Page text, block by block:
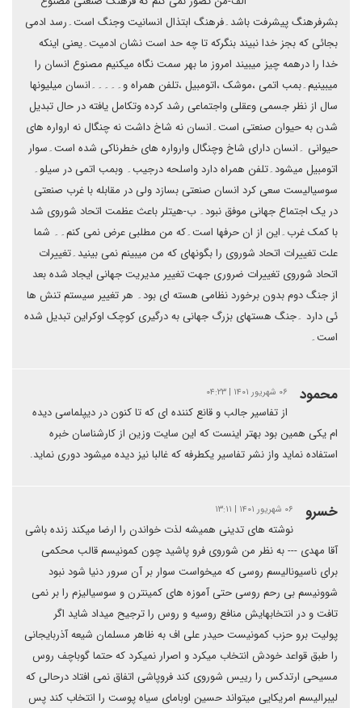
بشرفرهنگ پیشرفت باشد۔فرهنگ ابتذال انسانیت وجنگ است۔رسد ادمی
بجائی که بجز خدا نبیند بنگرکه تا چه حد است نشان ادمیت۔یعنی اینکه
خدا را درهمه چیز میبیند امروز ما بهر سمت نگاه میکنیم مصنوع انسان را
میبینیم۔بمب اتمی ،موشک ،اتومبیل ،تلفن همراه و۔۔۔۔۔انسان میلیونها
سال از نظر جسمی وعقلی واجتماعی رشد کرده وتکامل یافته در حال تبدیل
شدن به حیوان صنعتی است۔انسان نه شاخ داشت نه چنگال نه ارواره های
حیوانی ۔انسان دارای شاخ وچنگال وارواره های خطرناکی شده است۔سوار
اتومبیل میشود۔تلفن همراه دارد واسلحه درجیب۔ وبمب اتمی در سیلو۔
سوسیالیست سعی کرد انسان صنعتی بسازد ولی در مقابله با غرب صنعتی
در یک اجتماع جهانی موفق نبود۔ ب-هیتلر باعث عظمت اتحاد شوروی شد
با کمک غرب۔این از ان حرفها است۔که من مطلبی عرض نمی کنم۔۔ شما
علت تغییرات اتحاد شوروی را بگونهای که من میبینم نمی بینید۔تغییرات
اتحاد شوروی تغییرات ضروری جهت تغییر مدیریت جهانی ایجاد شده بعد
از جنگ دوم بدون برخورد نظامی هسته ای بود۔ هر تغییر سیستم تنش ها
ئی دارد ۔جنگ هستهای بزرگ جهانی به درگیری کوچک اوکراین تبدیل شده
است۔
محمود ۰۶ شهریور ۱۴۰۱ | ۰۴:۲۳
از تفاسیر جالب و قانع کننده ای که تا کنون در دیپلماسی دیده
ام یکی همین بود بهتر اینست که این سایت وزین از کارشناسان خبره
استفاده نماید واز نشر تفاسیر یکطرفه که غالبا نیز دیده میشود دوری نماید.
خسرو ۰۶ شهریور ۱۴۰۱ | ۱۳:۱۱
نوشته های تدینی همیشه لذت خواندن را ارضا میکند زنده باشی
آقا مهدی --- به نظر من شوروی فرو پاشید چون کمونیسم قالب محکمی
برای ناسیونالیسم روسی که میخواست سوار بر آن سرور دنیا شود نبود
شوونیسم بی رحم روسی حتی آموزه های کمینترن و سوسیالیزم را بر نمی
تافت و در انتخابهایش منافع روسیه و روس را ترجیح میداد شاید اگر
پولیت برو حزب کمونیست حیدر علی اف به ظاهر مسلمان شیعه آذربایجانی
را طبق قواعد خودش انتخاب میکرد و اصرار نمیکرد که حتما گوباچف روس
مسیحی ارتدکس را رییس شوروی کند فروپاشی اتفاق نمی افتاد درحالی که
لیبرالیسم امریکایی میتواند حسین اوبامای سیاه پوست را انتخاب کند پس